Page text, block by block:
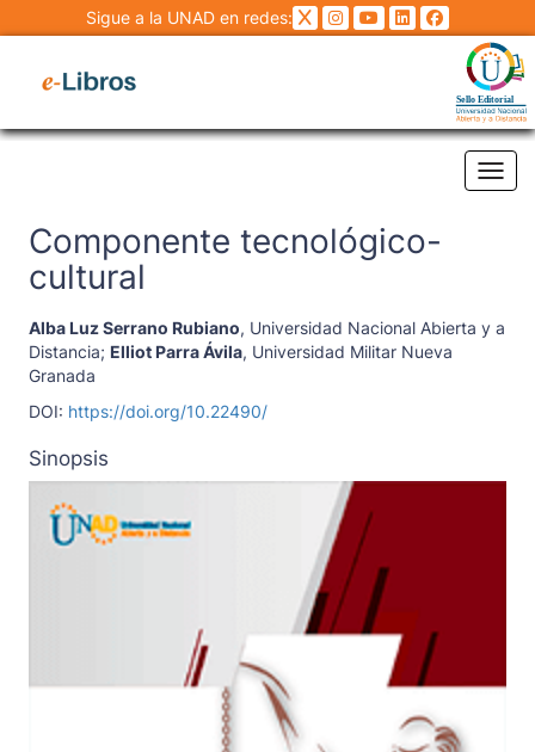
Sigue a la UNAD en redes:
Componente tecnológico-
cultural
Alba Luz Serrano Rubiano, Universidad Nacional Abierta y a
Distancia; Elliot Parra Ávila, Universidad Militar Nueva
Granada
DOI: https://doi.org/10.22490/
Sinopsis